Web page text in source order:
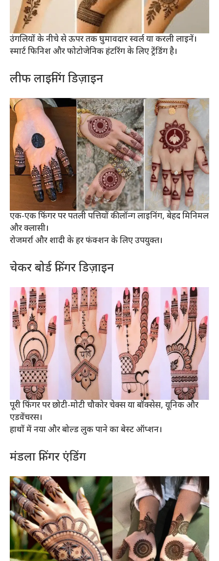
उंगलियों के नीचे से ऊपर तक घुमावदार स्वर्ल या करली लाइनें।
स्मार्ट फिनिश और फोटोजेनिक हंटरिंग के लिए ट्रेंडिंग है।
लीफ लाइनिंग डिज़ाइन
एक-एक फिंगर पर पतली पत्तियों की लॉन्ग लाइनिंग, बेहद मिनिमल
और क्लासी।
रोजमर्रा और शादी के हर फंक्शन के लिए उपयुक्त।
चेकर बोर्ड फिंगर डिज़ाइन
पूरी फिंगर पर छोटी-मोटी चौकोर चेक्स या बॉक्सेस, यूनिक और
एडवेंचरस।
हाथों में नया और बोल्ड लुक पाने का बेस्ट ऑप्शन।
मंडला फिंगर एंडिंग